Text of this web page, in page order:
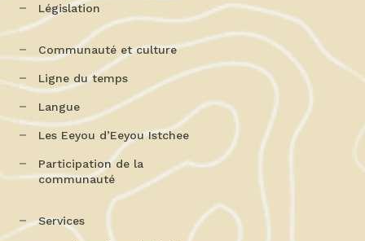
Législation
Communauté et culture
Ligne du temps
Langue
Les Eeyou d’Eeyou Istchee
Participation de la
communauté
Services